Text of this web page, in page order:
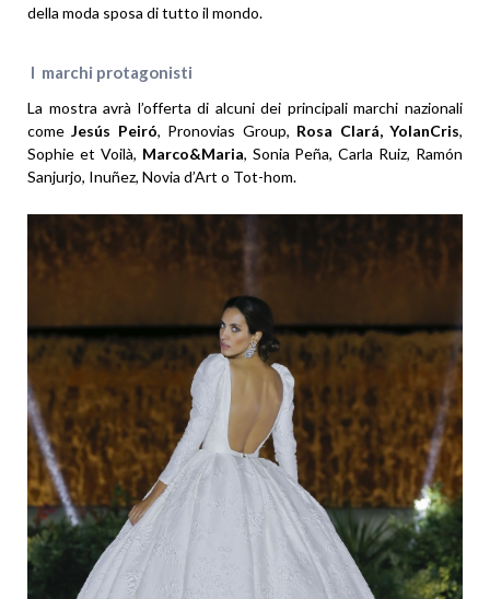
della moda sposa di tutto il mondo.
I marchi protagonisti
La mostra avrà l’offerta di alcuni dei principali marchi nazionali
comeJesús Peiró, Pronovias Group, Rosa Clará, YolanCris,
Sophie et Voilà, Marco&Maria, Sonia Peña, Carla Ruiz, Ramón
Sanjurjo, Inuñez, Novia d’Art o Tot-hom.